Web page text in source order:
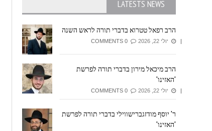
LATESTS NEWS
הרב רפאל טטרוא בדברי תורה לראש השנה
יולי 22, 2026
הרב מיכאל מירון בדברי תורה לפרשת
'האזינו'
יולי 22, 2026
ר' יוסף מודזגברישווילי בדברי תורה לפרשת
'האזינו'